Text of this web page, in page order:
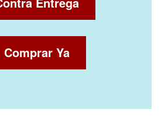
Comprar Ya